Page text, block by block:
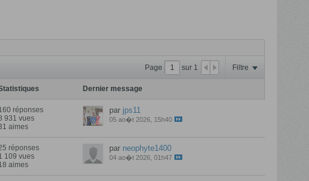
Page sur 1 Filtre
Dernier message
réponses
931 vues
aimes
par jps11
05 ao�t 2026, 15h40
réponses
109 vues
aimes
par neophyte1400
04 ao�t 2026, 01h47